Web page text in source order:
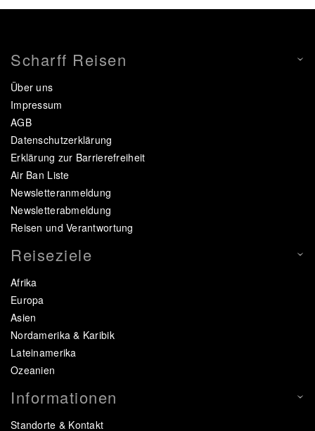
Scharff Reisen
Über uns
Impressum
AGB
Datenschutzerklärung
Erklärung zur Barrierefreiheit
Air Ban Liste
Newsletteranmeldung
Newsletterabmeldung
Reisen und Verantwortung
Reiseziele
Afrika
Europa
Asien
Nordamerika & Karibik
Lateinamerika
Ozeanien
Informationen
Standorte & Kontakt